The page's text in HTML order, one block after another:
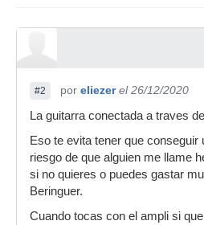
#2 por eliezer el 26/12/2020
La guitarra conectada a traves
Eso te evita tener que conseguir
riesgo de que alguien me llame
si no quieres o puedes gastar
Beringuer.
Cuando tocas con el ampli si